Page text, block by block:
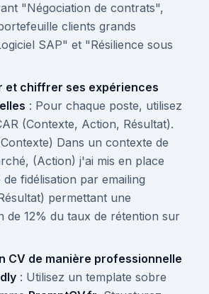
"Négociation de contrats",
clients grands
SAP" et "Résilience sous
et chiffrer ses expériences
: Pour chaque poste, utilisez
(Contexte, Action, Résultat).
Dans un contexte de
(Action) j'ai mis en place
de fidélisation par emailing
permettant une
de 12% du taux de rétention sur
CV de manière professionnelle
: Utilisez un template sobre